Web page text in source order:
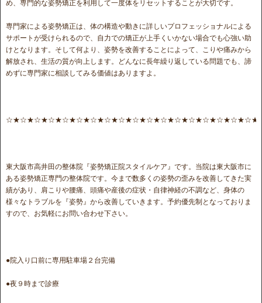
め、専門的な姿勢矯正を利用して一度体をリセットすることが大切です。
専門家による姿勢矯正は、体の構造や動きに詳しいプロフェッショナルによる
サポートが受けられるので、自力での矯正が上手くいかない場合でも心強い助
けとなります。そして何より、姿勢を改善することによって、こりや痛みから
解放され、生活の質が向上します。どんなに長年繰り返している問題でも、諦
めずに専門家に相談してみる価値はありますよ。
東大阪市高井田の整体院『姿勢矯正院スタイルケア』です。当院は東大阪市に
ある姿勢矯正専門の整体院です。今まで数多くの姿勢の歪みを改善してきた実
績があり、肩こりや腰痛、頭痛や産後の症状・自律神経の不調など、身体の
様々なトラブルを『姿勢』から改善していきます。予約優先制となっておりま
すので、お気軽にお問い合わせ下さい。
●院入り口前に専用駐車場２台完備
●夜９時まで診療